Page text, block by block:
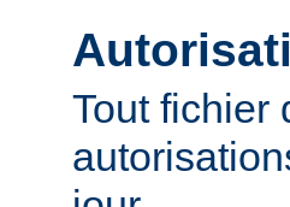
Tout fichier